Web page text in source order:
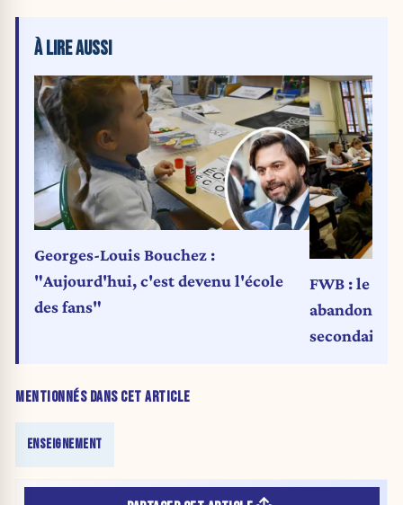
MENTIONNÉS DANS CET ARTICLE
ENSEIGNEMENT
À LIRE AUSSI
Georges-Louis Bouchez :
"Aujourd'hui, c'est devenu l'école
des fans"
FWB : le
abandonné
secondaire